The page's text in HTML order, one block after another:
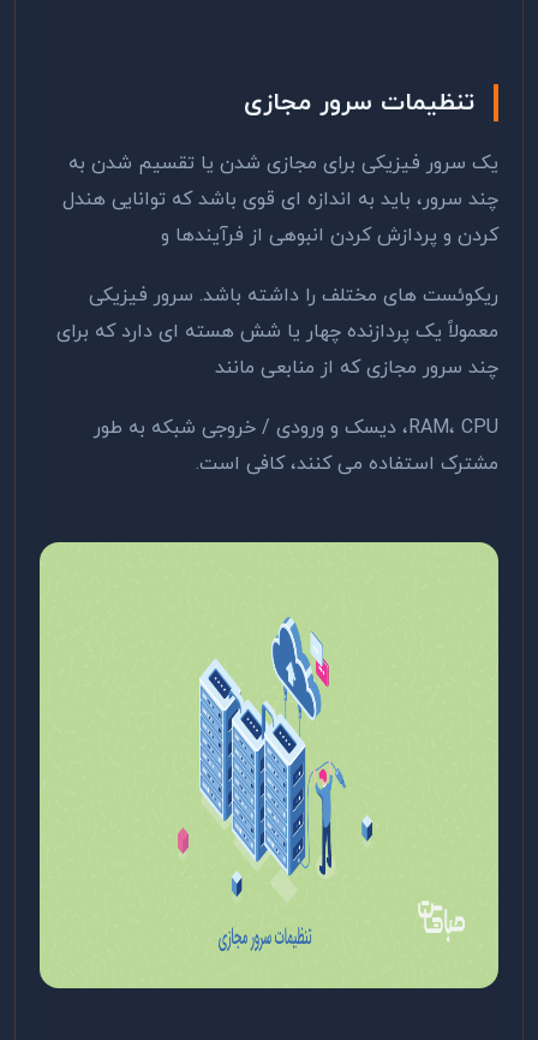
تنظیمات سرور مجازی
یک سرور فیزیکی برای مجازی شدن یا تقسیم شدن به
چند سرور، باید به اندازه ای قوی باشد که توانایی هندل
کردن و پردازش کردن انبوهی از فرآیندها و
ریکوئست های مختلف را داشته باشد. سرور فیزیکی
معمولاً یک پردازنده چهار یا شش هسته ای دارد که برای
چند سرور مجازی که از منابعی مانند
RAM، CPU، دیسک و ورودی / خروجی شبکه به طور
مشترک استفاده می کنند، کافی است.